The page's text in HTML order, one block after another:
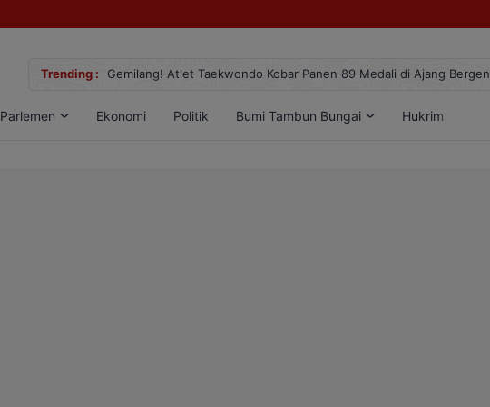
Trending : Gemilang! Atlet Taekwondo Kobar Panen 89 Medali di Ajang
Parlemen Ekonomi Politik Bumi Tambun Bungai Hukrim